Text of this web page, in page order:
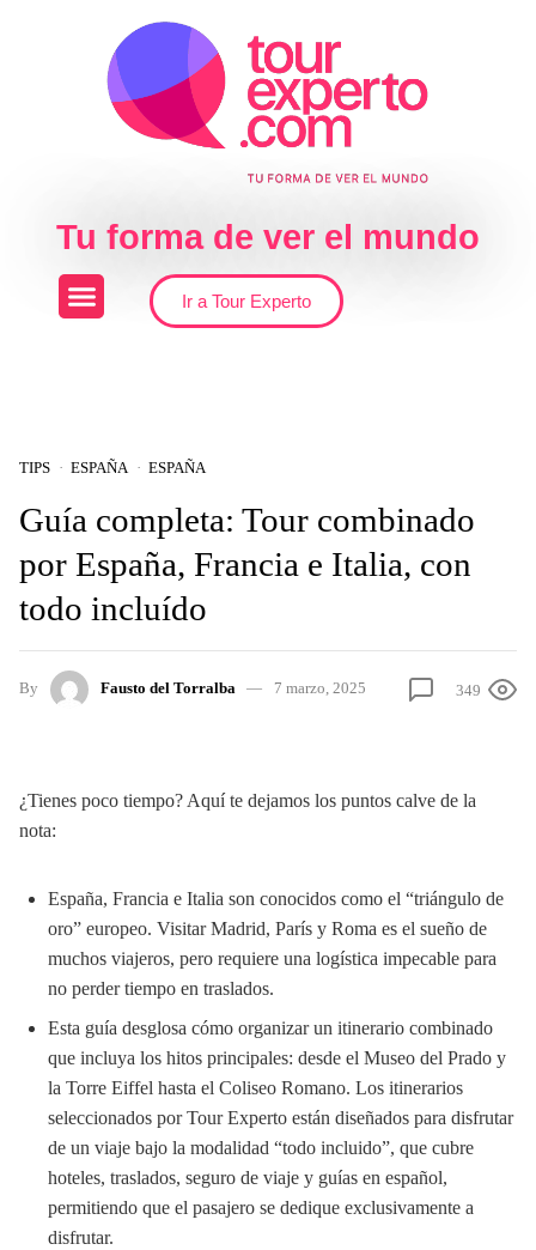
Tu forma de ver el mundo
Ir a Tour Experto
TIPS ESPAÑA ESPAÑA
Guía completa: Tour combinado
por España, Francia e Italia, con
todo incluído
By Fausto del Torralba 7 marzo, 2025 349
¿Tienes poco tiempo? Aquí te dejamos los puntos calve de la
nota:
España, Francia e Italia son conocidos como el “triángulo de
oro” europeo. Visitar Madrid, París y Roma es el sueño de
muchos viajeros, pero requiere una logística impecable para
no perder tiempo en traslados.
Esta guía desglosa cómo organizar un itinerario combinado
que incluya los hitos principales: desde el Museo del Prado y
la Torre Eiffel hasta el Coliseo Romano. Los itinerarios
seleccionados por Tour Experto están diseñados para disfrutar
de un viaje bajo la modalidad “todo incluido”, que cubre
hoteles, traslados, seguro de viaje y guías en español,
permitiendo que el pasajero se dedique exclusivamente a
disfrutar.